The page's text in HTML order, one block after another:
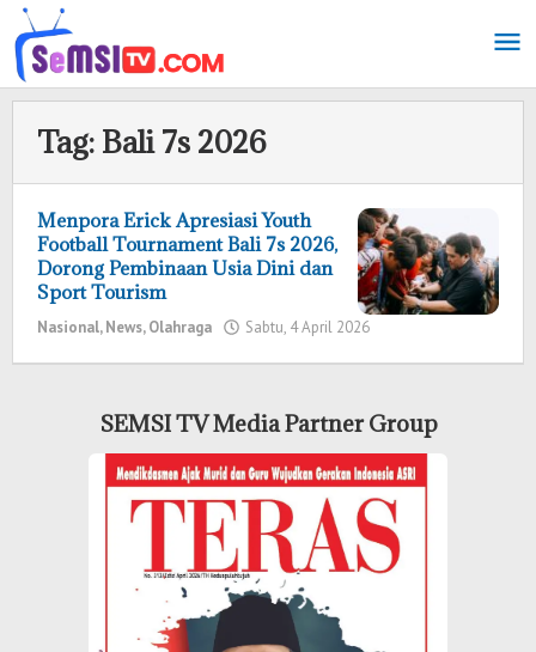
Lewati
ke
konten
Tag: Bali 7s 2026
Menpora Erick Apresiasi Youth
Football Tournament Bali 7s 2026,
Dorong Pembinaan Usia Dini dan
Sport Tourism
Nasional,News,Olahraga Sabtu, 4 April 2026
SEMSI TV Media Partner Group